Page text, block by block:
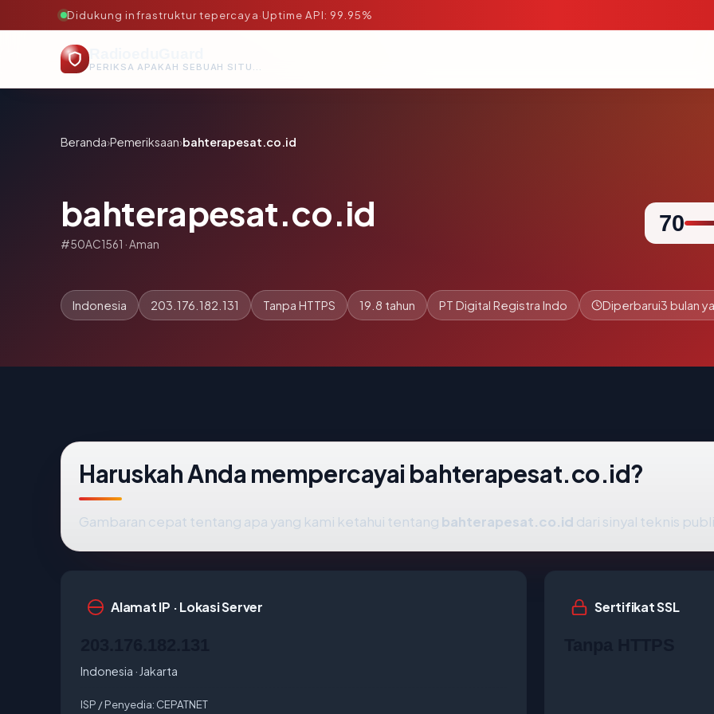
Didukung infrastruktur tepercaya·Uptime API: 99.95%
PERIKSA APAKAH SEBUAH SITUS AMAN, TEPERCAYA, DAN TERVERIFIKASI DALAM HITUNGAN DETIK.
Beranda›Pemeriksaan›bahterapesat.co.id
bahterapesat.co.id
#50AC1561 · Aman
70
Indonesia 203.176.182.131 Tanpa HTTPS 19.8 tahun PT Digital Registra Indo Diperbarui3 bulan
Haruskah Anda mempercayai bahterapesat.co.id?
Gambaran cepat tentang apa yang kami ketahui tentang bahterapesat.co.id dari sinyal teknis
Alamat IP · Lokasi Server
Indonesia · Jakarta
ISP / Penyedia: CEPATNET
Sertifikat SSL